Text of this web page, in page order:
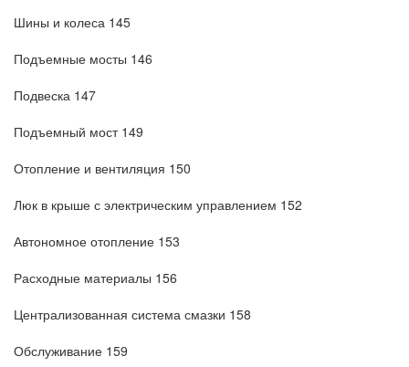
Шины и колеса 145
Подъемные мосты 146
Подвеска 147
Подъемный мост 149
Отопление и вентиляция 150
Люк в крыше с электрическим управлением 152
Автономное отопление 153
Расходные материалы 156
Централизованная система смазки 158
Обслуживание 159